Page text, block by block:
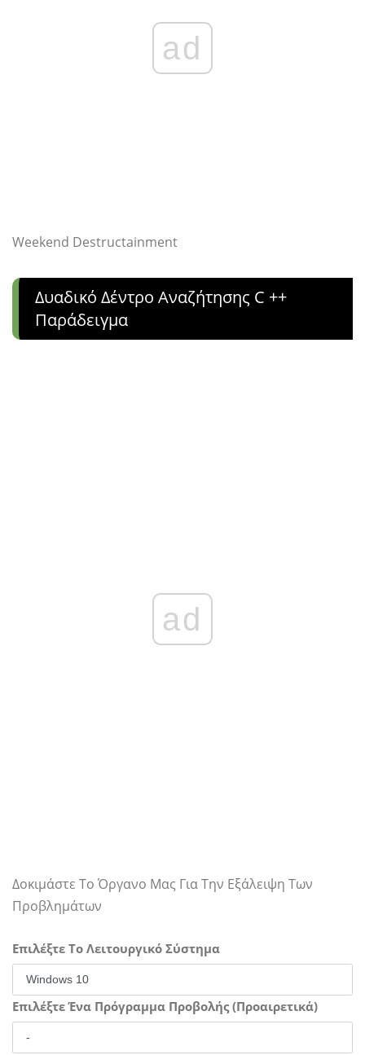
ad
Weekend Destructainment
Δυαδικό Δέντρο Αναζήτησης C ++
Παράδειγμα
ad
Δοκιμάστε Το Όργανο Μας Για Την Εξάλειψη Των
Προβλημάτων
Επιλέξτε Το Λειτουργικό Σύστημα
Επιλέξτε Ένα Πρόγραμμα Προβολής (Προαιρετικά)